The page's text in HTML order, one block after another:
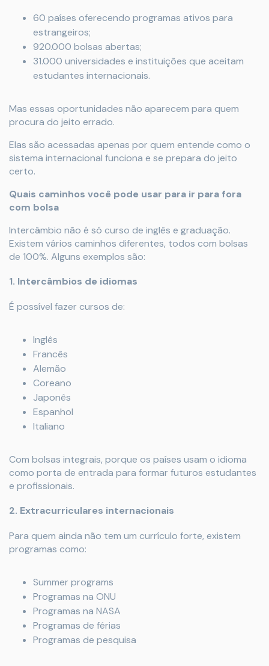
60 países oferecendo programas ativos para
estrangeiros;
920.000 bolsas abertas;
31.000 universidades e instituições que aceitam
estudantes internacionais.
Mas essas oportunidades não aparecem para quem
procura do jeito errado.
Elas são acessadas apenas por quem entende como o
sistema internacional funciona e se prepara do jeito
certo.
Quais caminhos você pode usar para ir para fora
com bolsa
Intercâmbio não é só curso de inglês e graduação.
Existem vários caminhos diferentes, todos com bolsas
de 100%. Alguns exemplos são:
1. Intercâmbios de idiomas
É possível fazer cursos de:
Inglês
Francês
Alemão
Coreano
Japonês
Espanhol
Italiano
Com bolsas integrais, porque os países usam o idioma
como porta de entrada para formar futuros estudantes
e profissionais.
2. Extracurriculares internacionais
Para quem ainda não tem um currículo forte, existem
programas como:
Summer programs
Programas na ONU
Programas na NASA
Programas de férias
Programas de pesquisa